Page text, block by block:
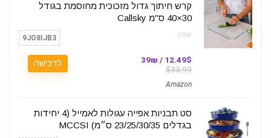
קרש חיתוך גדול מזכוכית מחוסמת בגודל
30×40 ס"מ Callsky
קופון: 9JO8IJB3
12.49$ / 39₪
$33.99
Amazon
לרכישה
סט תבניות אפייה עגולות לאמייל (4 יחידות
בגדלים 23/25/30/35 ס״מ) MCCSI